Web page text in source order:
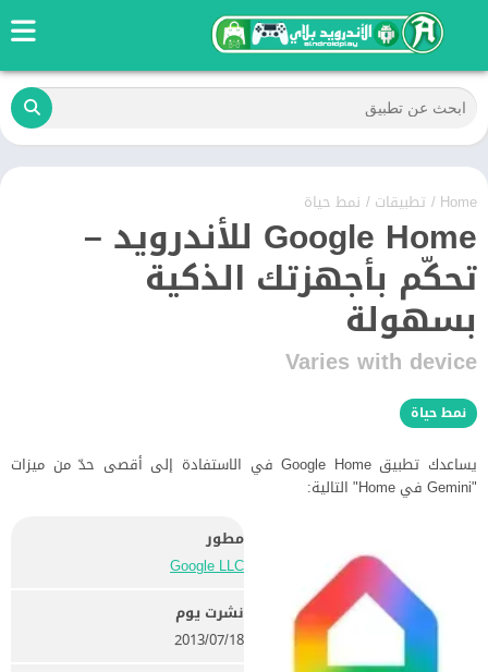
Home
/ تطبيقات / نمط حياة
Google Home للأندرويد –
تحكّم بأجهزتك الذكية
بسهولة
Varies with device
نمط حياة
‏يساعدك تطبيق Google Home في الاستفادة إلى أقصى حدّ من ميزات
"Gemini في Home" التالية:
مطور
Google LLC‏
نشرت يوم
18‏/07‏/2013